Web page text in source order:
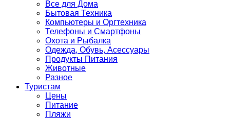
Все для Дома
Бытовая Техника
Компьютеры и Оргтехника
Телефоны и Смартфоны
Охота и Рыбалка
Одежда, Обувь, Асессуары
Продукты Питания
Животные
Разное
Туристам
Цены
Питание
Пляжи